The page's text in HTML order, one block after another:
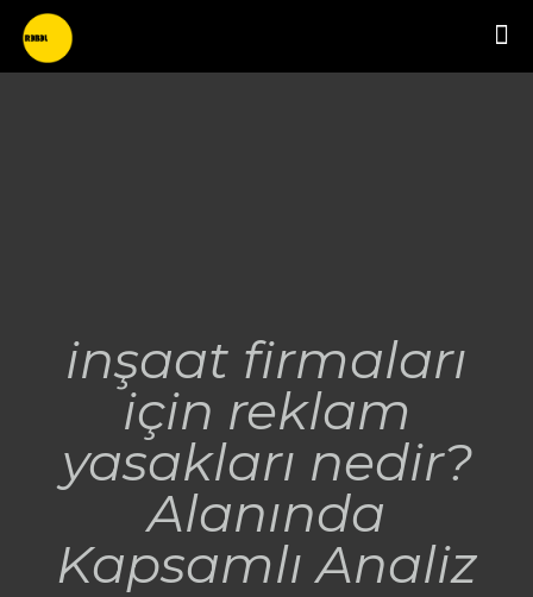
inşaat firmaları
için reklam
yasakları nedir?
Alanında
Kapsamlı Analiz